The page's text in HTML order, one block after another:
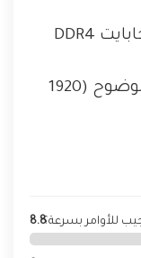
14 بوصة بدقة عالية الوضوح (1920
للأوامر بسرعة؟8.8